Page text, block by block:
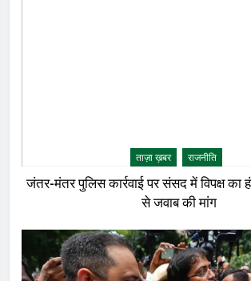
ताज़ा ख़बर राजनीति
जंतर-मंतर पुलिस कार्रवाई पर संसद में विपक्ष का
से जवाब की मांग